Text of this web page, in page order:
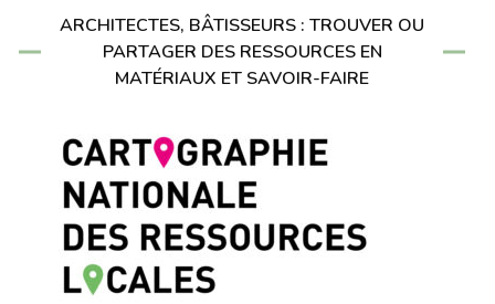
ARCHITECTES, BÂTISSEURS : TROUVER OU
PARTAGER DES RESSOURCES EN
MATÉRIAUX ET SAVOIR-FAIRE